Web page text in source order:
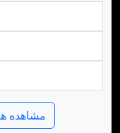
مشاهده